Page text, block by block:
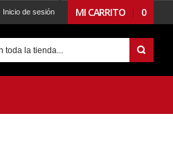
MI CARRITO 0
Inicio de sesión